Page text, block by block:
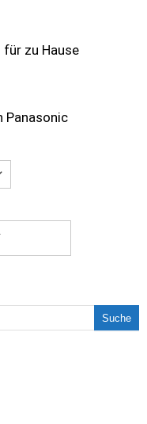
für zu Hause
Panasonic